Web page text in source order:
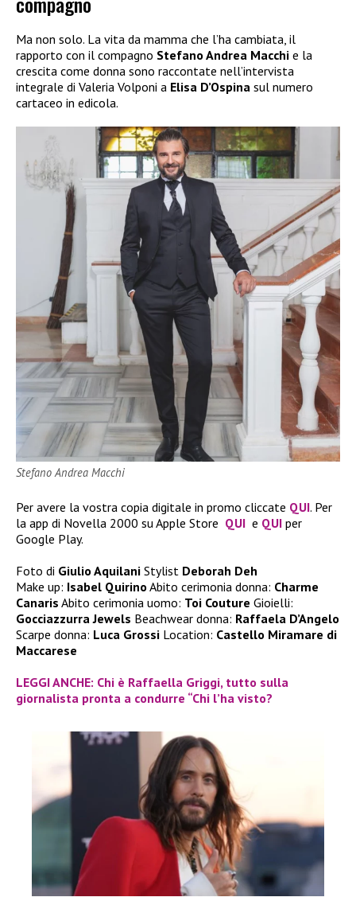
Ma non solo. La vita da mamma che l’ha cambiata, il
rapporto con il compagno Stefano Andrea Macchi e la
crescita come donna sono raccontate nell’intervista
integrale di Valeria Volponi a Elisa D’Ospina sul numero
cartaceo in edicola.
Stefano Andrea Macchi
Per avere la vostra copia digitale in promo cliccate QUI. Per
la app di Novella 2000 su Apple Store QUI e QUI per
Google Play.
Foto di Giulio Aquilani Stylist Deborah Deh
Make up: Isabel Quirino Abito cerimonia donna: Charme
Canaris Abito cerimonia uomo: Toi Couture Gioielli:
Gocciazzurra Jewels Beachwear donna: Raffaela D’Angelo
Scarpe donna: Luca Grossi Location: Castello Miramare di
Maccarese
LEGGI ANCHE: Chi è Raffaella Griggi, tutto sulla
giornalista pronta a condurre “Chi l’ha visto?